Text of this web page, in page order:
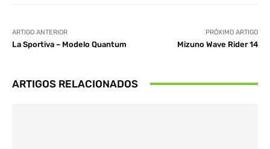
ARTIGO ANTERIOR
La Sportiva – Modelo Quantum
PRÓXIMO ARTIGO
Mizuno Wave Rider 14
ARTIGOS RELACIONADOS